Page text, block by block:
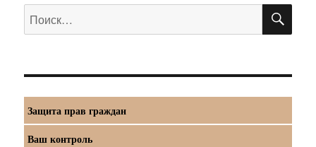
Искать:
Защита прав граждан
Ваш контроль